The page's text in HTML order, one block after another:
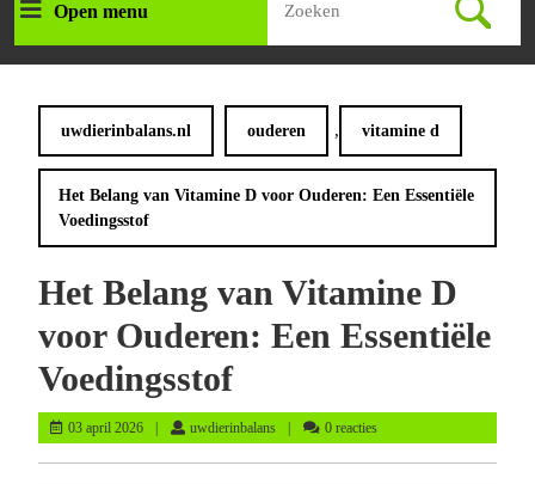
Open menuOpen
menu
naar:
uwdierinbalans.nl ouderen , vitamine d
Het Belang van Vitamine D voor Ouderen: Een Essentiële
Voedingsstof
Het Belang van Vitamine D
voor Ouderen: Een Essentiële
Voedingsstof
03 april 202603
april
uwdierinbalansuwdierinbalans
0 reacties